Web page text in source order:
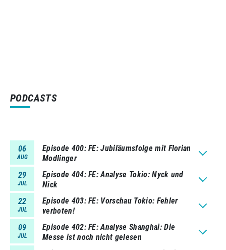
PODCASTS
06
AUG
Episode 400 FE: Jubiläumsfolge mit Florian
Modlinger
29
JUL
Episode 404 FE: Analyse Tokio: Nyck und
Nick
22
JUL
Episode 403 FE: Vorschau Tokio: Fehler
verboten!
09
JUL
Episode 402 FE: Analyse Shanghai: Die
Messe ist noch nicht gelesen